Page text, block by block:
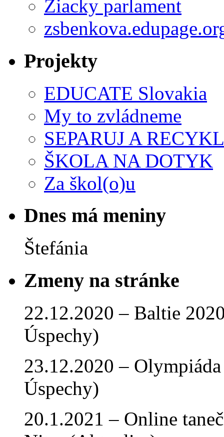
Žiacky parlament
Projekty
EDUCATE Slovakia
My to zvládneme
SEPARUJ A
ŠKOLA NA DOTYK
Za škol(o)u
Dnes má meniny
Štefánia
Zmeny na stránke
22.12.2020 – Baltie
Úspechy)
23.12.2020 –
Úspechy)
20.1.2021 – Online